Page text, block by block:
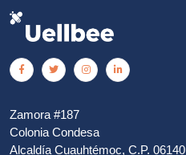
Zamora #187
Colonia Condesa
Alcaldía Cuauhtémoc, C.P. 06140